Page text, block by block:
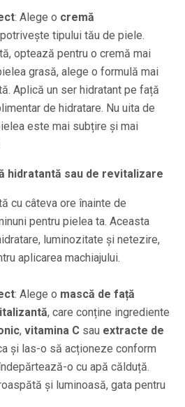
: Alege o cremă
tipului tău de piele.
optează pentru o cremă mai
grasă, alege o formulă mai
Aplică un ser hidratant pe față
de hidratare. Nu uita de
este mai subțire și mai
hidratantă sau de revitalizare
cu câteva ore înainte de
pentru pielea ta. Aceasta
luminozitate și netezire,
aplicarea machiajului.
: Alege o mască de față
, care conține ingrediente
, vitamina C sau extracte de
și las-o să acționeze conform
o cu apă călduță.
și luminoasă, gata pentru